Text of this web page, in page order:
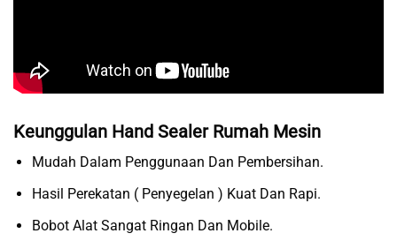
Keunggulan Hand Sealer Rumah Mesin
Mudah Dalam Penggunaan Dan Pembersihan.
Hasil Perekatan ( Penyegelan ) Kuat Dan Rapi.
Bobot Alat Sangat Ringan Dan Mobile.